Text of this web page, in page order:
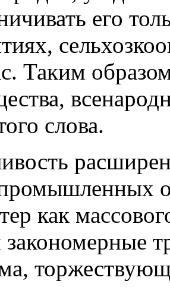
его
Таким
слова.
как